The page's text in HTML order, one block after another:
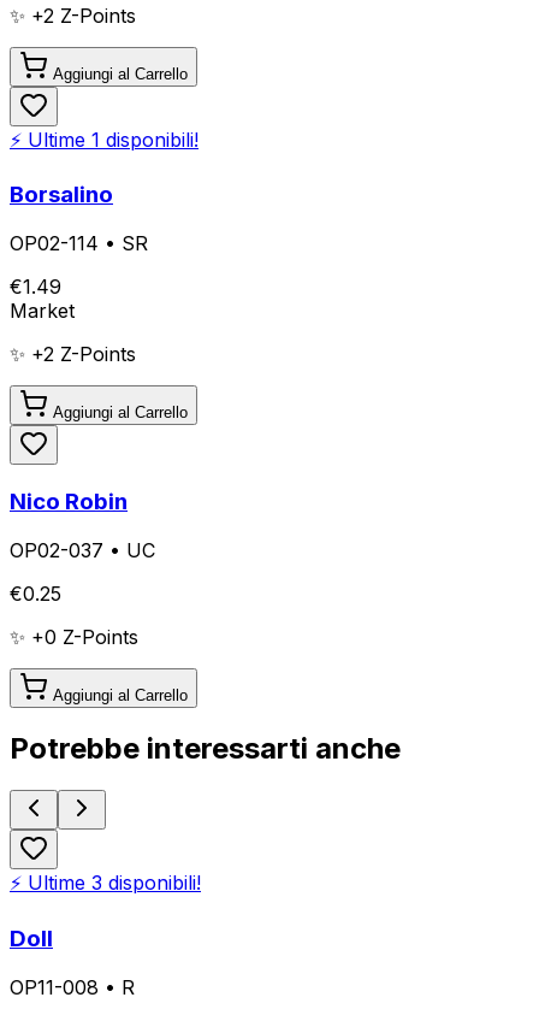
✨ +2 Z-Points
Aggiungi al Carrello
⚡ Ultime 1 disponibili!
Borsalino
OP02-114 • SR
€1.49
Market
✨ +2 Z-Points
Aggiungi al Carrello
Nico Robin
OP02-037 • UC
€0.25
✨ +0 Z-Points
Aggiungi al Carrello
Potrebbe interessarti anche
⚡ Ultime 3 disponibili!
Doll
OP11-008 • R